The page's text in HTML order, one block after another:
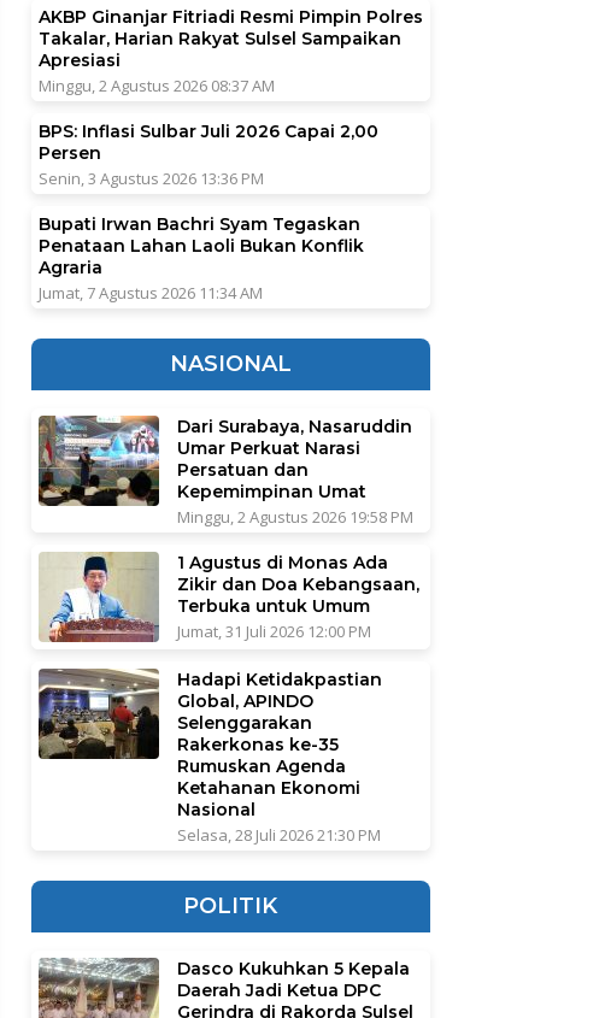
AKBP Ginanjar Fitriadi Resmi Pimpin Polres
Takalar, Harian Rakyat Sulsel Sampaikan
Apresiasi
Minggu, 2 Agustus 2026 08:37 AM
BPS: Inflasi Sulbar Juli 2026 Capai 2,00
Persen
Senin, 3 Agustus 2026 13:36 PM
Bupati Irwan Bachri Syam Tegaskan
Penataan Lahan Laoli Bukan Konflik
Agraria
Jumat, 7 Agustus 2026 11:34 AM
NASIONAL
Dari Surabaya, Nasaruddin
Umar Perkuat Narasi
Persatuan dan
Kepemimpinan Umat
Minggu, 2 Agustus 2026 19:58 PM
1 Agustus di Monas Ada
Zikir dan Doa Kebangsaan,
Terbuka untuk Umum
Jumat, 31 Juli 2026 12:00 PM
Hadapi Ketidakpastian
Global, APINDO
Selenggarakan
Rakerkonas ke-35
Rumuskan Agenda
Ketahanan Ekonomi
Nasional
Selasa, 28 Juli 2026 21:30 PM
POLITIK
Dasco Kukuhkan 5 Kepala
Daerah Jadi Ketua DPC
Gerindra di Rakorda Sulsel